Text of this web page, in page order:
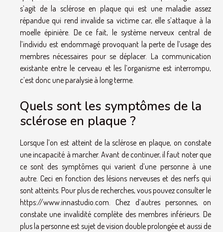
s’agit de la sclérose en plaque qui est une maladie assez
répandue qui rend invalide sa victime car, elle s’attaque à la
moelle épinière. De ce fait, le système nerveux central de
l’individu est endommagé provoquant la perte de l’usage des
membres nécessaires pour se déplacer. La communication
existante entre le cerveau et les l’organisme est interrompu,
c’est donc une paralysie à long terme.
Quels sont les symptômes de la
sclérose en plaque ?
Lorsque l’on est atteint de la sclérose en plaque, on constate
une incapacité à marcher. Avant de continuer, il faut noter que
ce sont des symptômes qui varient d’une personne à une
autre. Ceci en fonction des lésions nerveuses et des nerfs qui
sont atteints. Pour plus de recherches, vous pouvez consulter le
https://www.innastudio.com . Chez d’autres personnes, on
constate une invalidité complète des membres inférieurs. De
plus la personne est sujet de vision double prolongée et aussi de